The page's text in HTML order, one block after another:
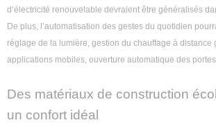
d’électricité renouvelable devraient être généralisés
De plus, l’automatisation des gestes du quotidien
réglage de la lumière, gestion du chauffage à distance
applications mobiles, ouverture automatique des
Des matériaux de construction
un confort idéal